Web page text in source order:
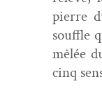
pierre
souf­fle
mêlée
cinq